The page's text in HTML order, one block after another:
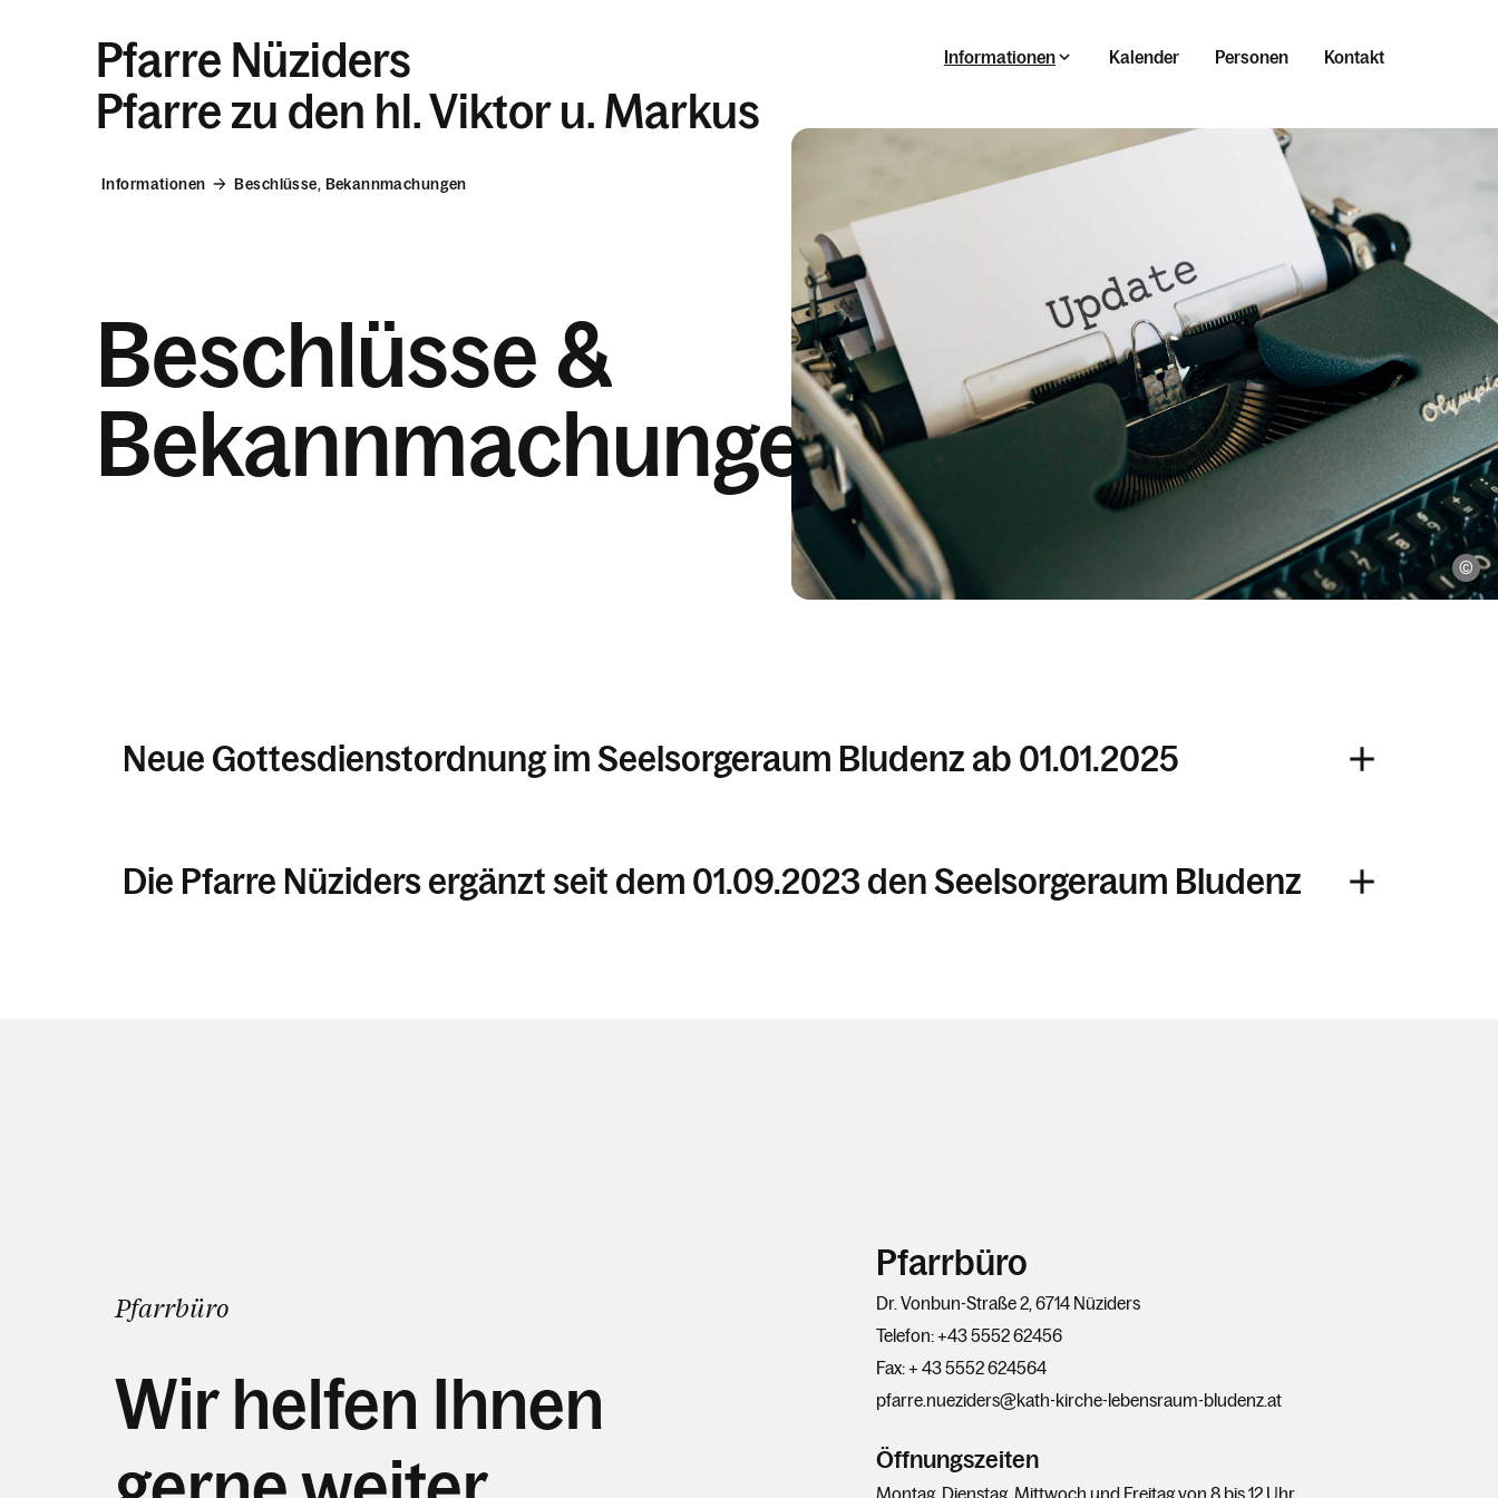
Pfarre Nüziders
Pfarre zu den hl. Viktor u. Markus
Informationen Kalender Personen Kontakt
Informationen Beschlüsse, Bekannmachungen
Beschlüsse &
Bekannmachungen
Neue Gottesdienstordnung im Seelsorgeraum Bludenz ab 01.01.2025
Die Pfarre Nüziders ergänzt seit dem 01.09.2023 den Seelsorgeraum Bludenz
Pfarrbüro
Wir helfen Ihnen
Pfarrbüro
Dr. Vonbun-Straße 2, 6714 Nüziders
Telefon: +43 5552 62456
Fax: + 43 5552 624564
pfarre.nueziders@kath-kirche-lebensraum-bludenz.at
Öffnungszeiten
Montag, Dienstag, Mittwoch und Freitag von 8 bis 12 Uhr